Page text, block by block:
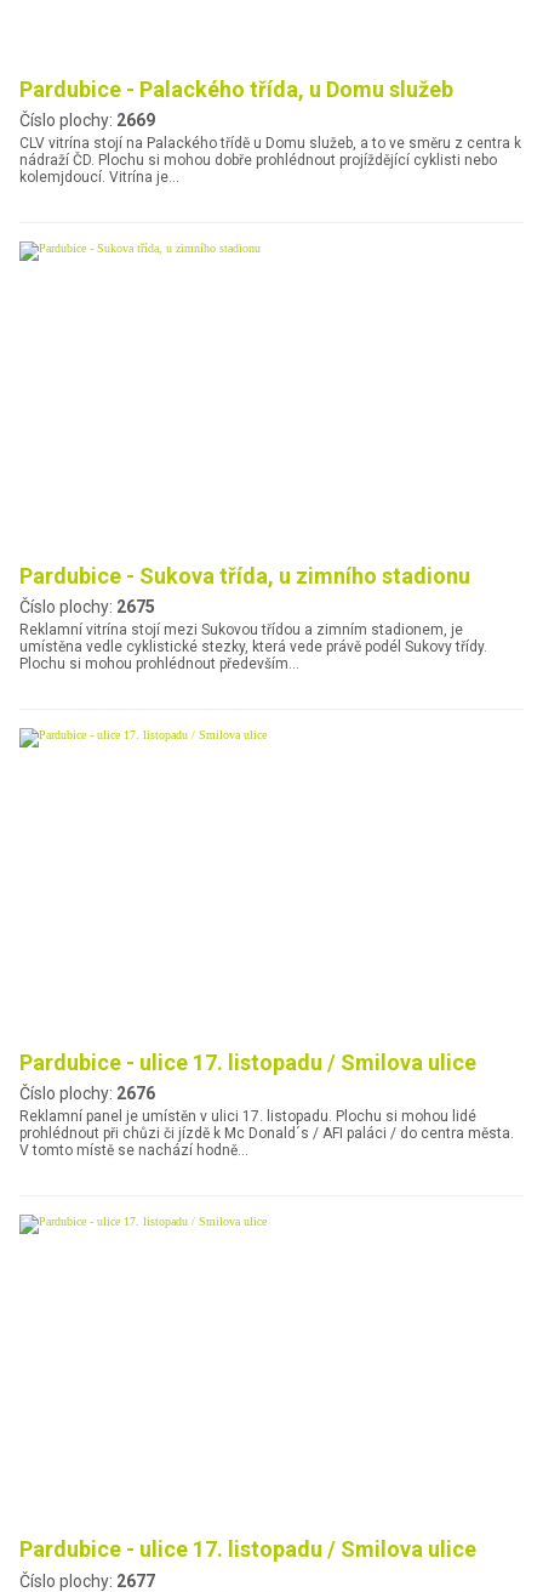
Pardubice - Palackého třída, u Domu služeb
Číslo plochy: 2669
CLV vitrína stojí na Palackého třídě u Domu služeb, a to ve směru z centra k
nádraží ČD. Plochu si mohou dobře prohlédnout projíždějící cyklisti nebo
kolemjdoucí. Vitrína je…
Pardubice - Sukova třída, u zimního stadionu
Číslo plochy: 2675
Reklamní vitrína stojí mezi Sukovou třídou a zimním stadionem, je
umístěna vedle cyklistické stezky, která vede právě podél Sukovy třídy.
Plochu si mohou prohlédnout především…
Pardubice - ulice 17. listopadu / Smilova ulice
Číslo plochy: 2676
Reklamní panel je umístěn v ulici 17. listopadu. Plochu si mohou lidé
prohlédnout při chůzi či jízdě k Mc Donald´s / AFI paláci / do centra města.
V tomto místě se nachází hodně…
Pardubice - ulice 17. listopadu / Smilova ulice
Číslo plochy: 2677